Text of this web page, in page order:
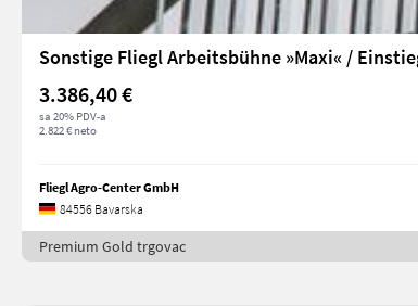
Sonstige Fliegl Arbeitsbühne »Maxi« /
3.386,40 €
sa 20% PDV-a
2.822 € neto
Fliegl Agro-Center GmbH
84556 Bavarska
Premium Gold trgovac